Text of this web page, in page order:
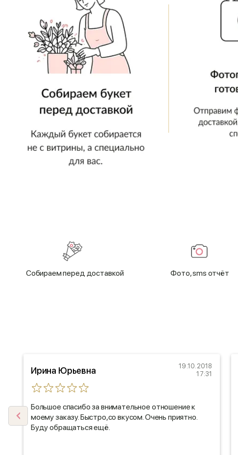
Cобираем перед доставкой Фото, sms отчёт
Ирина Юрьевна
19.10.2018
17:31
Большое спасибо за внимательное отношение к
моему заказу. Быстро,со вкусом. Очень приятно.
Буду обращаться ещё.